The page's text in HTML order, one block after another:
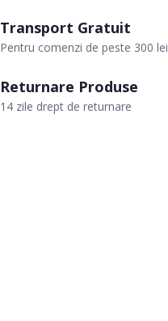
Transport Gratuit
Pentru comenzi de peste 300 lei
Returnare Produse
14 zile drept de returnare